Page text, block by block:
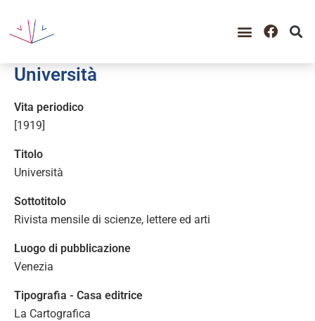
Università
Vita periodico
[1919]
Titolo
Università
Sottotitolo
Rivista mensile di scienze, lettere ed arti
Luogo di pubblicazione
Venezia
Tipografia - Casa editrice
La Cartografica